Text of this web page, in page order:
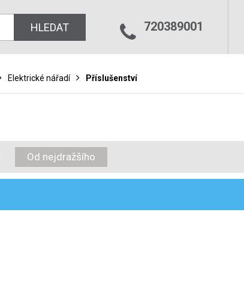
HLEDAT 720389001
Elektrické nářadí Příslušenství
Od nejdražšího